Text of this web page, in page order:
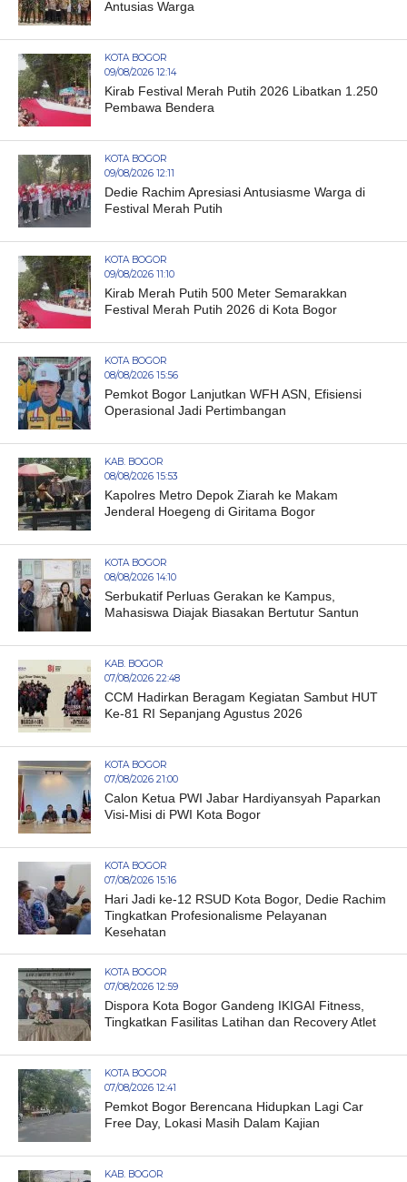
Antusias Warga
KOTA BOGOR
09/08/2026 12:14
Kirab Festival Merah Putih 2026 Libatkan 1.250
Pembawa Bendera
KOTA BOGOR
09/08/2026 12:11
Dedie Rachim Apresiasi Antusiasme Warga di
Festival Merah Putih
KOTA BOGOR
09/08/2026 11:10
Kirab Merah Putih 500 Meter Semarakkan
Festival Merah Putih 2026 di Kota Bogor
KOTA BOGOR
08/08/2026 15:56
Pemkot Bogor Lanjutkan WFH ASN, Efisiensi
Operasional Jadi Pertimbangan
KAB. BOGOR
08/08/2026 15:53
Kapolres Metro Depok Ziarah ke Makam
Jenderal Hoegeng di Giritama Bogor
KOTA BOGOR
08/08/2026 14:10
Serbukatif Perluas Gerakan ke Kampus,
Mahasiswa Diajak Biasakan Bertutur Santun
KAB. BOGOR
07/08/2026 22:48
CCM Hadirkan Beragam Kegiatan Sambut HUT
Ke-81 RI Sepanjang Agustus 2026
KOTA BOGOR
07/08/2026 21:00
Calon Ketua PWI Jabar Hardiyansyah Paparkan
Visi-Misi di PWI Kota Bogor
KOTA BOGOR
07/08/2026 15:16
Hari Jadi ke-12 RSUD Kota Bogor, Dedie Rachim
Tingkatkan Profesionalisme Pelayanan
Kesehatan
KOTA BOGOR
07/08/2026 12:59
Dispora Kota Bogor Gandeng IKIGAI Fitness,
Tingkatkan Fasilitas Latihan dan Recovery Atlet
KOTA BOGOR
07/08/2026 12:41
Pemkot Bogor Berencana Hidupkan Lagi Car
Free Day, Lokasi Masih Dalam Kajian
KAB. BOGOR